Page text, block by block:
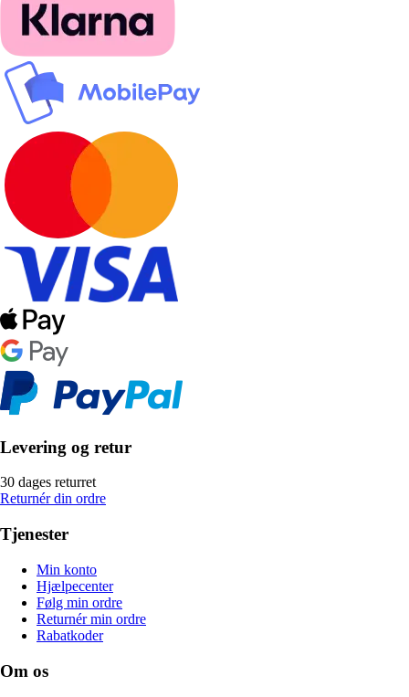
Levering og retur
30 dages returret
Returnér din ordre
Tjenester
Min konto
Hjælpecenter
Følg min ordre
Returnér min ordre
Rabatkoder
Om os